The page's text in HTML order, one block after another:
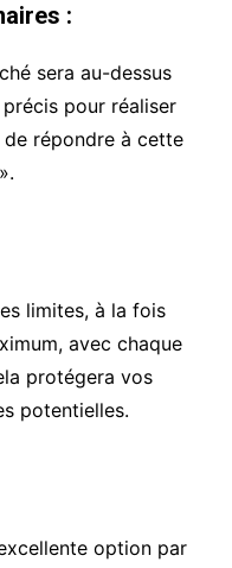
:
sera au-dessus
pour réaliser
répondre à cette
limites, à la fois
avec chaque
protégera vos
potentielles.
option par